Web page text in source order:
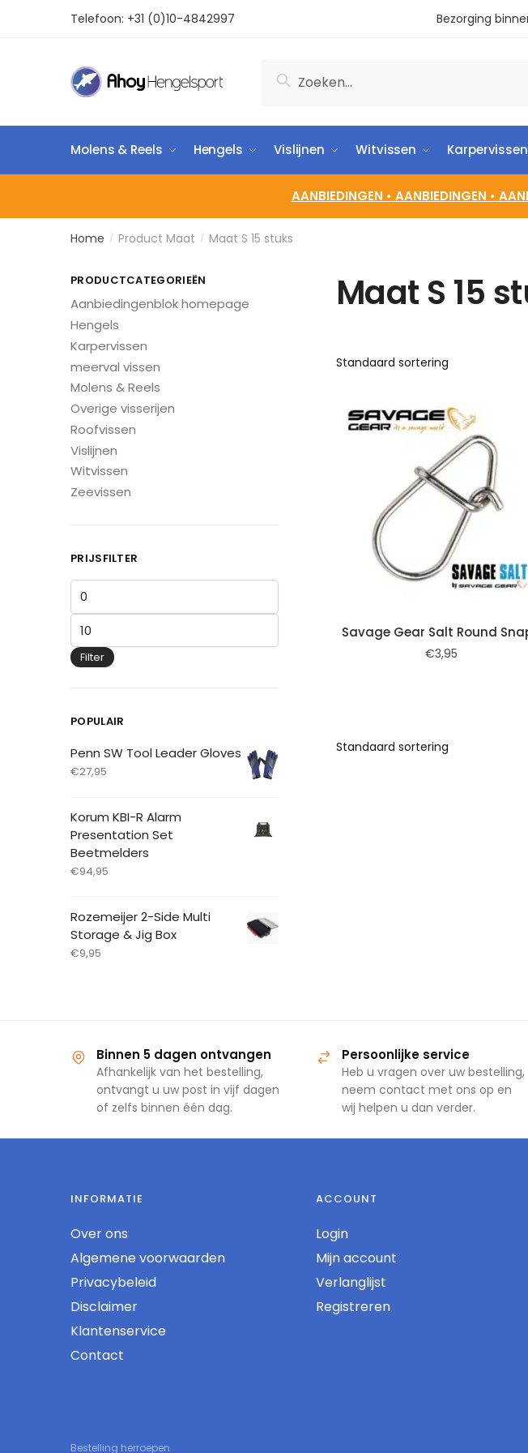
Telefoon: +31 (0)10-4842997 Bezorging
Zoeken
Molens & Reels Hengels Vislijnen Witvissen Karpervissen
AANBIEDINGEN • AANBIEDINGEN •
Home / Product Maat / Maat S 15 stuks
Maat S 15
Savage Gear Salt Round
€3,95
PRODUCTCATEGORIEËN
Aanbiedingenblok homepage
Hengels
Karpervissen
meerval vissen
Molens & Reels
Overige visserijen
Roofvissen
Vislijnen
Witvissen
Zeevissen
PRIJSFILTER
Filter
POPULAIR
Penn SW Tool Leader Gloves
€27,95
Korum KBI-R Alarm
Presentation Set
Beetmelders
€94,95
Rozemeijer 2-Side Multi
Storage & Jig Box
€9,95
Binnen 5 dagen ontvangen
Afhankelijk van het bestelling,
ontvangt u uw post in vijf dagen
of zelfs binnen één dag.
Persoonlijke service
Heb u vragen over uw bestelling,
neem contact met ons op en
wij helpen u dan verder.
INFORMATIE
Over ons
Algemene voorwaarden
Privacybeleid
Disclaimer
Klantenservice
Contact
ACCOUNT
Login
Mijn account
Verlanglijst
Registreren
Bestelling herroepen